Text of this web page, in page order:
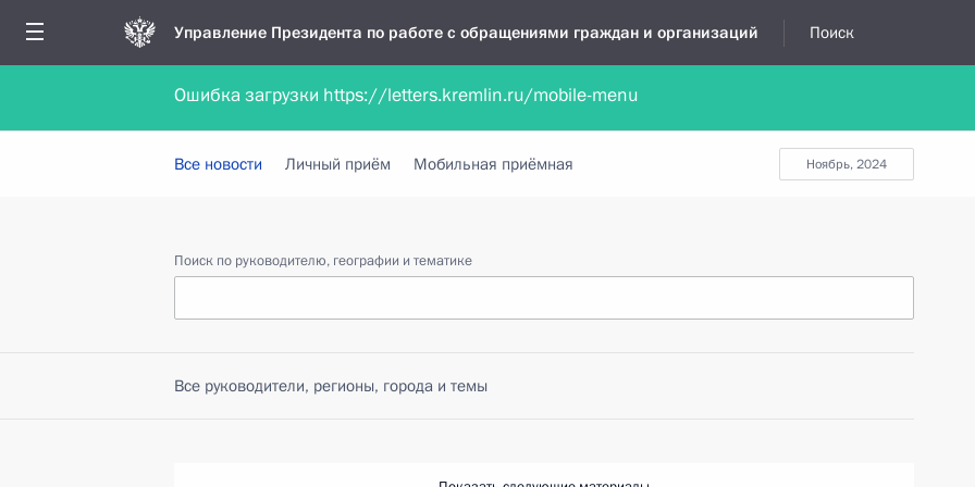
Управление Президента по работе с обращениями граждан и организаций Поиск
Обратиться в форме электронного документа Обратиться в устной форме
ноябрь, 2024
Все новости Личный приём Мобильная приёмная
Поиск по руководителю, географии и тематике
Все руководители, регионы, города и темы
Ошибка загрузки https://letters.kremlin.ru/mobile-menu